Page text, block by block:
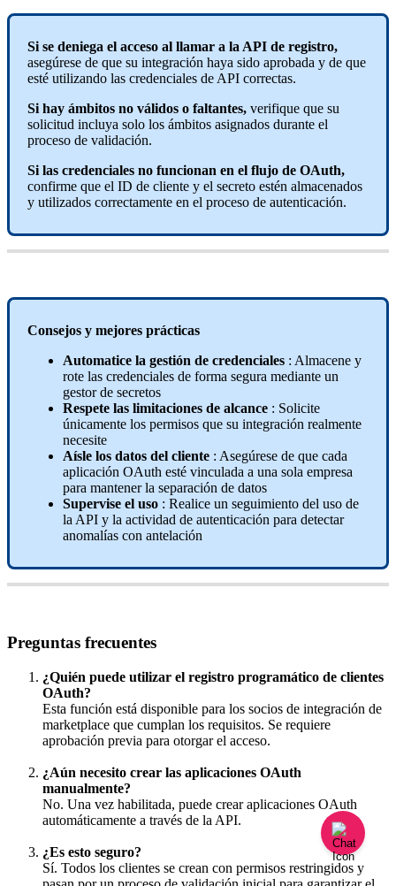
Si se deniega el acceso al llamar a la API de registro,
asegúrese de que su integración haya sido aprobada y de que
esté utilizando las credenciales de API correctas.
Si hay ámbitos no válidos o faltantes, verifique que su
solicitud incluya solo los ámbitos asignados durante el
proceso de validación.
Si las credenciales no funcionan en el flujo de OAuth,
confirme que el ID de cliente y el secreto estén almacenados
y utilizados correctamente en el proceso de autenticación.
Consejos y mejores prácticas
Automatice la gestión de credenciales : Almacene y
rote las credenciales de forma segura mediante un
gestor de secretos
Respete las limitaciones de alcance : Solicite
únicamente los permisos que su integración realmente
necesite
Aísle los datos del cliente : Asegúrese de que cada
aplicación OAuth esté vinculada a una sola empresa
para mantener la separación de datos
Supervise el uso : Realice un seguimiento del uso de
la API y la actividad de autenticación para detectar
anomalías con antelación
Preguntas frecuentes
¿Quién puede utilizar el registro programático de clientes
OAuth?
Esta función está disponible para los socios de integración de
marketplace que cumplan los requisitos. Se requiere
aprobación previa para otorgar el acceso.
¿Aún necesito crear las aplicaciones OAuth
manualmente?
No. Una vez habilitada, puede crear aplicaciones OAuth
automáticamente a través de la API.
¿Es esto seguro?
Sí. Todos los clientes se crean con permisos restringidos y